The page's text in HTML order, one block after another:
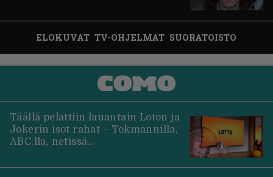
ELOKUVAT TV-OHJELMAT SUORATOISTO
Täällä pelattiin lauantain Loton ja
Jokerin isot rahat – Tokmannilla,
ABC:lla, netissä…